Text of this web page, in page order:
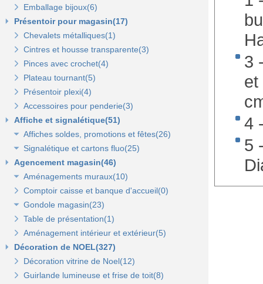
Emballage bijoux(6)
Présentoir pour magasin(17)
Chevalets métalliques(1)
Cintres et housse transparente(3)
Pinces avec crochet(4)
Plateau tournant(5)
Présentoir plexi(4)
Accessoires pour penderie(3)
Affiche et signalétique(51)
Affiches soldes, promotions et fêtes(26)
Affiches fêtes(5)
Affiches soldes(21)
Signalétique et cartons fluo(25)
Cartons fluo(13)
Plaques signalétiques(10)
Tableaux horaires(2)
Agencement magasin(46)
Aménagements muraux(10)
Panneaux rainurés et accessoires(10)
Panneaux rainurés(0)
Rails et profils(0)
Gondole panneau rainuré(2)
Broches pour panneaux(3)
Tablettes bois et supports(3)
Tablettes verre et supports(3)
Panneaux en bois Opus(0)
Panneaux Opus(0)
Tablettes bois et supports Opus(0)
Accessoires pour panneaux Opus(0)
Tablettes verre et supports Opus(0)
Comptoir caisse et banque d'accueil(0)
Gondole magasin(23)
Gondoles métalliques fond métal(15)
Gondole simple de départ fond métal(0)
Gondole double de départ(0)
Montant terminal métal(0)
Broches et barres de charge(6)
Gondoles métalliques fond bois(8)
Gondole simple de départ fond bois(0)
Montant terminal pour fond bois(0)
Penderies et bras fond bois(4)
Table de présentation(1)
Aménagement intérieur et extérieur(5)
Décoration de NOEL(327)
Décoration vitrine de Noel(12)
Guirlande lumineuse et frise de toit(8)
3
et
4
5